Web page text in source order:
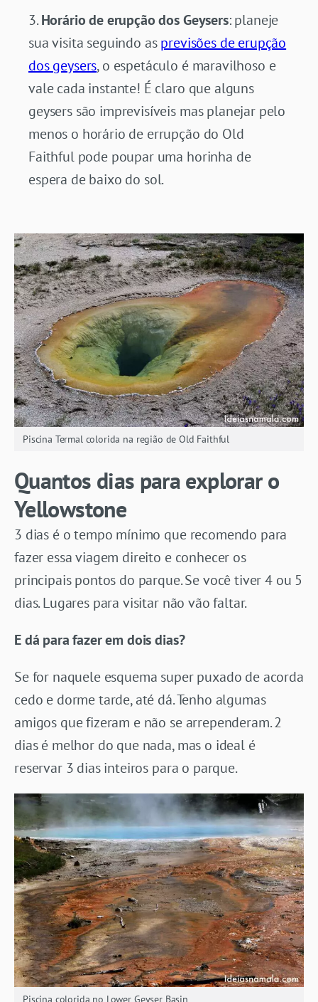
Horário de erupção dos Geysers: planeje
sua visita seguindo asprevisões de erupção
dos geysers, o espetáculo é maravilhoso e
vale cada instante! É claro que alguns
geysers são imprevisíveis mas planejar pelo
menos o horário de errupção do Old
Faithful pode poupar uma horinha de
espera de baixo do sol.
Piscina Termal colorida na região de Old Faithful
Quantos dias para explorar o
Yellowstone
3 dias é o tempo mínimo que recomendo para
fazer essa viagem direito e conhecer os
principais pontos do parque. Se você tiver 4 ou 5
dias. Lugares para visitar não vão faltar.
E dá para fazer em dois dias?
Se for naquele esquema super puxado de acorda
cedo e dorme tarde, até dá. Tenho algumas
amigos que fizeram e não se arrependeram. 2
dias é melhor do que nada, mas o ideal é
reservar 3 dias inteiros para o parque.
Piscina colorida no Lower Geyser Basin